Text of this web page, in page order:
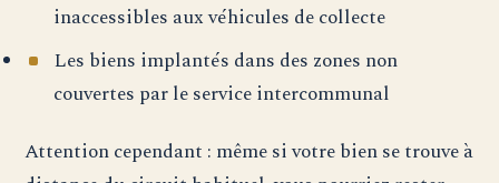
inaccessibles aux véhicules de collecte
Les biens implantés dans des zones non
couvertes par le service intercommunal
Attention cependant : même si votre bien se trouve à